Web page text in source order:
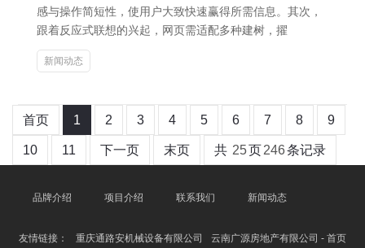
感与操作简短性，使用户大致快速赢得所需信息。其次，
跟着反应式联想的兴起，网页需适配多种建树，擢
新闻动态
首页 1 2 3 4 5 6 7 8 9
10 11 下一页 末页 共 25页246条记录
品牌介绍 项目介绍 联系我们 新闻动态
友情链接： 重庆通路安机械设备有限公司
云南广源房地产有限公司 - 首页